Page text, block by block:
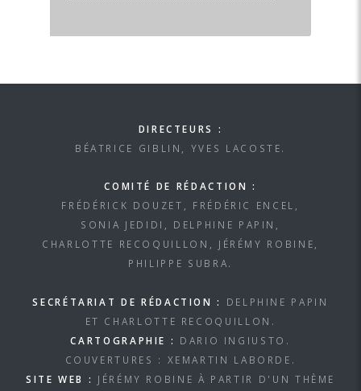
DIRECTEURS :
BÉATRICE GIBLIN, YVES LACOSTE.
COMITÉ DE RÉDACTION :
FRÉDÉRICK DOUZET, FRÉDÉRIC ENCEL,
SONIA JEDIDI, DELPHINE PAPIN,
CHARLOTTE RECOQUILLON, JÉRÉMY ROBINE,
PHILIPPE SUBRA.
SECRÉTARIAT DE RÉDACTION :
DELPHINE PAPIN
ET CHARLOTTE RECOQUILLON.
CARTOGRAPHIE :
DARIO INGIUSTO.
COUVERTURES : XEMARTIN LABORDE.
SITE WEB :
JÉRÉMY ROBINE À PARTIR D'UN THÈME